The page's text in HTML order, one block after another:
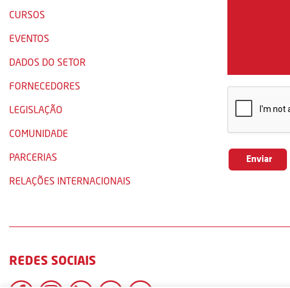
CURSOS
EVENTOS
DADOS DO SETOR
FORNECEDORES
LEGISLAÇÃO
COMUNIDADE
PARCERIAS
RELAÇÕES INTERNACIONAIS
REDES SOCIAIS